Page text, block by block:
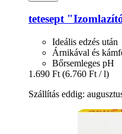
tetesept
Ideális edzés után
Árnikával és
Bőrsemleges pH
1.690 Ft (6.760 Ft / l)
Szállítás eddig: